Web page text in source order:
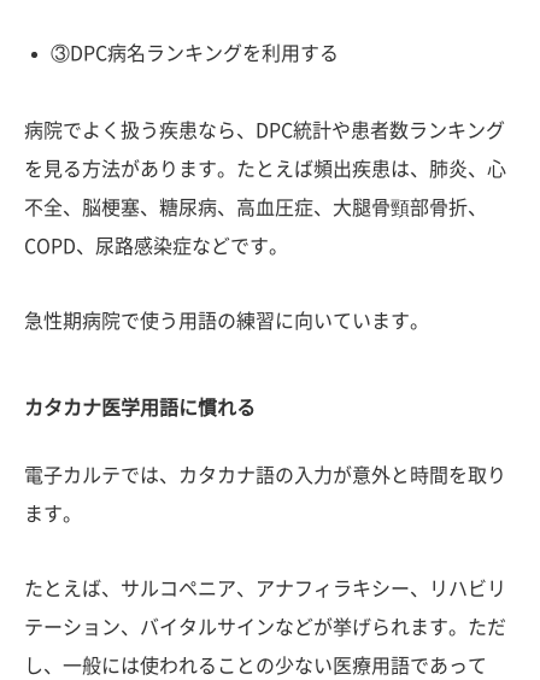
③DPC病名ランキングを利用する
病院でよく扱う疾患なら、DPC統計や患者数ランキング
を見る方法があります。たとえば頻出疾患は、肺炎、心
不全、脳梗塞、糖尿病、高血圧症、大腿骨頸部骨折、
COPD、尿路感染症などです。
急性期病院で使う用語の練習に向いています。
カタカナ医学用語に慣れる
電子カルテでは、カタカナ語の入力が意外と時間を取り
ます。
たとえば、サルコペニア、アナフィラキシー、リハビリ
テーション、バイタルサインなどが挙げられます。ただ
し、一般には使われることの少ない医療用語であって